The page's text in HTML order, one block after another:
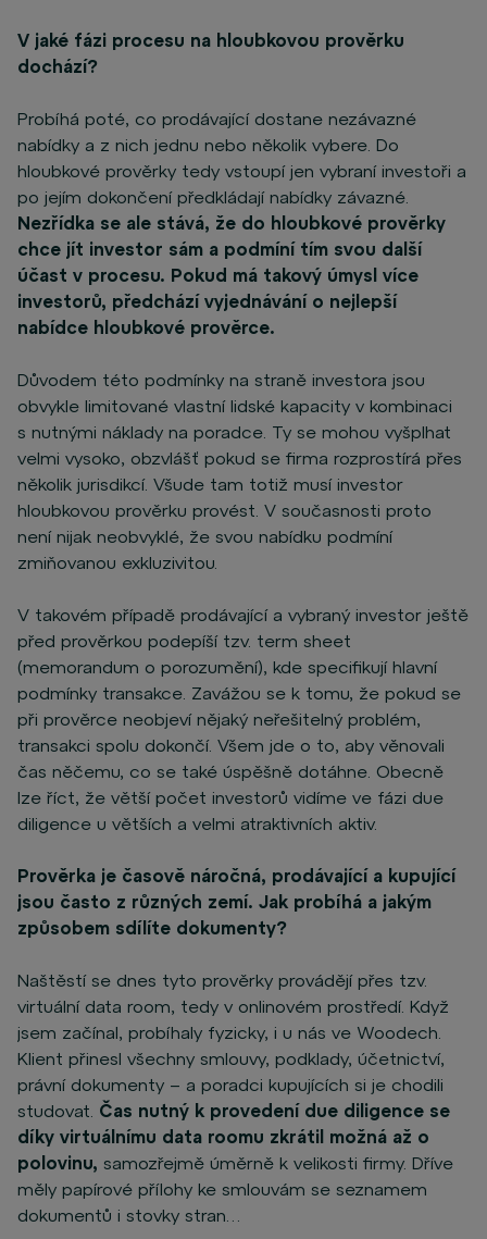
V jaké fázi procesu na hloubkovou prověrku
dochází?
Probíhá poté, co prodávající dostane nezávazné
nabídky a z nich jednu nebo několik vybere. Do
hloubkové prověrky tedy vstoupí jen vybraní investoři a
po jejím dokončení předkládají nabídky závazné.
Nezřídka se ale stává, že do hloubkové prověrky
chce jít investor sám a podmíní tím svou další
účast v procesu. Pokud má takový úmysl více
investorů, předchází vyjednávání o nejlepší
nabídce hloubkové prověrce.
Důvodem této podmínky na straně investora jsou
obvykle limitované vlastní lidské kapacity v kombinaci
s nutnými náklady na poradce. Ty se mohou vyšplhat
velmi vysoko, obzvlášť pokud se firma rozprostírá přes
několik jurisdikcí. Všude tam totiž musí investor
hloubkovou prověrku provést. V současnosti proto
není nijak neobvyklé, že svou nabídku podmíní
zmiňovanou exkluzivitou.
V takovém případě prodávající a vybraný investor ještě
před prověrkou podepíší tzv. term sheet
(memorandum o porozumění), kde specifikují hlavní
podmínky transakce. Zavážou se k tomu, že pokud se
při prověrce neobjeví nějaký neřešitelný problém,
transakci spolu dokončí. Všem jde o to, aby věnovali
čas něčemu, co se také úspěšně dotáhne. Obecně
lze říct, že větší počet investorů vidíme ve fázi due
diligence u větších a velmi atraktivních aktiv.
Prověrka je časově náročná, prodávající a kupující
jsou často z různých zemí. Jak probíhá a jakým
způsobem sdílíte dokumenty?
Naštěstí se dnes tyto prověrky provádějí přes tzv.
virtuální data room, tedy v onlinovém prostředí. Když
jsem začínal, probíhaly fyzicky, i u nás ve Woodech.
Klient přinesl všechny smlouvy, podklady, účetnictví,
právní dokumenty – a poradci kupujících si je chodili
studovat. Čas nutný k provedení due diligence se
díky virtuálnímu data roomu zkrátil možná až o
polovinu, samozřejmě úměrně k velikosti firmy. Dříve
měly papírové přílohy ke smlouvám se seznamem
dokumentů i stovky stran…